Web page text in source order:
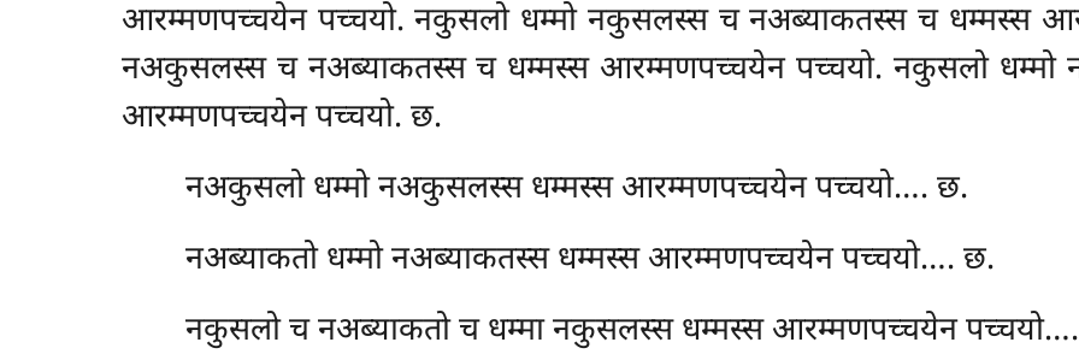
आरम्मणपच्चयेन पच्चयो. नकुसलो धम्मो नकुसलस्स च नअब्याकतस्स च धम्मस्स
नअकुसलस्स च नअब्याकतस्स च धम्मस्स आरम्मणपच्चयेन पच्चयो. नकुसलो
आरम्मणपच्चयेन पच्चयो. छ.
नअकुसलो धम्मो नअकुसलस्स धम्मस्स आरम्मणपच्चयेन पच्चयो…. छ.
नअब्याकतो धम्मो नअब्याकतस्स धम्मस्स आरम्मणपच्चयेन पच्चयो…. छ.
नकुसलो च नअब्याकतो च धम्मा नकुसलस्स धम्मस्स आरम्मणपच्चयेन